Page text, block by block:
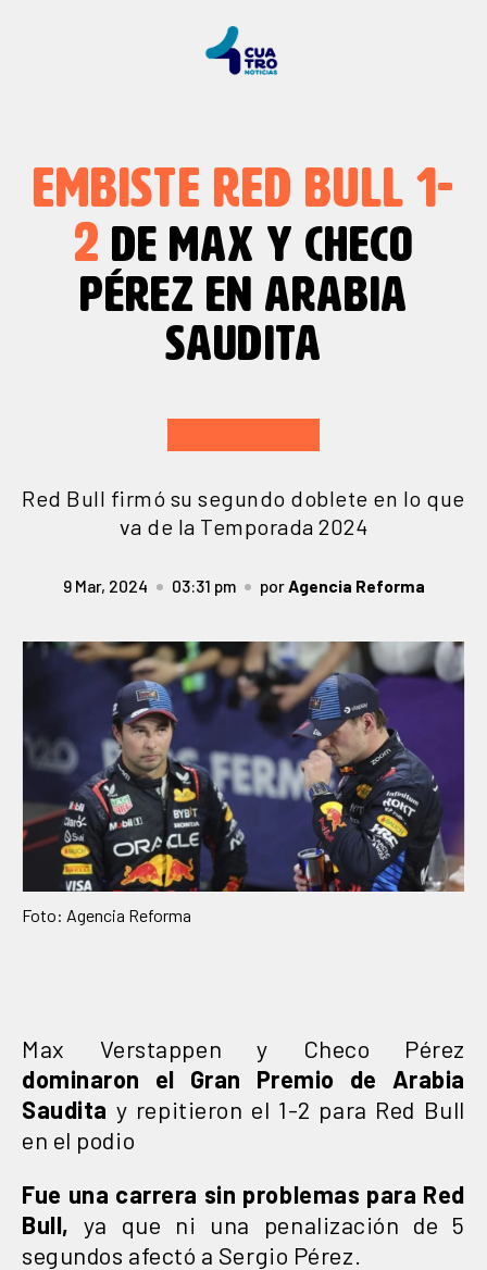
EMBISTE RED BULL 1-
2 DE MAX Y CHECO
PÉREZ EN ARABIA
SAUDITA
Red Bull firmó su segundo doblete en lo que
va de la Temporada 2024
9 Mar, 2024 03:31 pm porAgencia Reforma
Foto: Agencia Reforma
Max Verstappen y Checo Pérez
dominaron el Gran Premio de Arabia
Saudita y repitieron el 1-2 para Red Bull
en el podio
Fue una carrera sin problemas para Red
Bull, ya que ni una penalización de 5
segundos afectó a Sergio Pérez.